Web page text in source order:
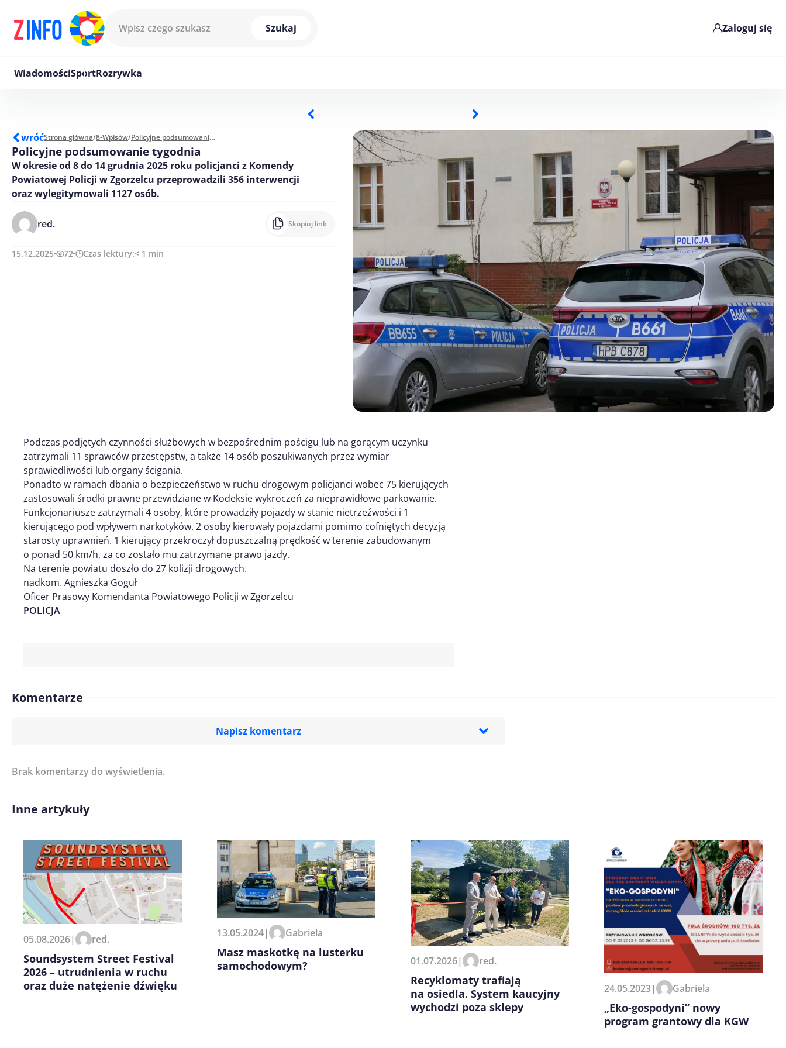
Szukaj
Zaloguj się
WiadomościSportRozrywka
wróćStrona główna/8-Wpisów/ Policyjne podsumowanie tygodnia
Policyjne podsumowanie tygodnia
W okresie od 8 do 14 grudnia 2025 roku policjanci z Komendy
Powiatowej Policji w Zgorzelcu przeprowadzili 356 interwencji
oraz wylegitymowali 1127 osób.
red. Skopiuj link
15.12.2025 72 Czas lektury:< 1 min
Podczas podjętych czynności służbowych w bezpośrednim pościgu lub na gorącym uczynku
zatrzymali 11 sprawców przestępstw, a także 14 osób poszukiwanych przez wymiar
sprawiedliwości lub organy ścigania.
Ponadto w ramach dbania o bezpieczeństwo w ruchu drogowym policjanci wobec 75 kierujących
zastosowali środki prawne przewidziane w Kodeksie wykroczeń za nieprawidłowe parkowanie.
Funkcjonariusze zatrzymali 4 osoby, które prowadziły pojazdy w stanie nietrzeźwości i 1
kierującego pod wpływem narkotyków. 2 osoby kierowały pojazdami pomimo cofniętych decyzją
starosty uprawnień. 1 kierujący przekroczył dopuszczalną prędkość w terenie zabudowanym
o ponad 50 km/h, za co zostało mu zatrzymane prawo jazdy.
Na terenie powiatu doszło do 27 kolizji drogowych.
nadkom. Agnieszka Goguł
Oficer Prasowy Komendanta Powiatowego Policji w Zgorzelcu
POLICJA
Komentarze
Napisz komentarz
Imię/ Nick*
Zapamiętaj moje dane w tej przeglądarce podczas pisania
Brak komentarzy do wyświetlenia.
Inne artykuły
05.08.2026| red.
Soundsystem Street Festival
2026 – utrudnienia w ruchu
oraz duże natężenie dźwięku
13.05.2024| Gabriela
Masz maskotkę na lusterku
samochodowym?
01.07.2026| red.
Recyklomaty trafiają
na osiedla. System kaucyjny
wychodzi poza sklepy
24.05.2023| Gabriela
„Eko-gospodyni” nowy
program grantowy dla KGW